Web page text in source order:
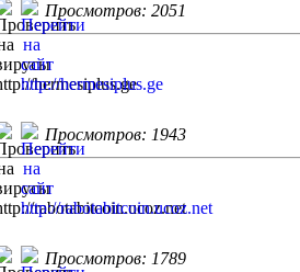
Просмотров: 2051
Просмотров: 1943
Просмотров: 1789